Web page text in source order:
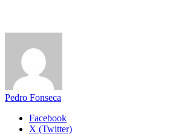
Pedro Fonseca
Facebook
X (Twitter)